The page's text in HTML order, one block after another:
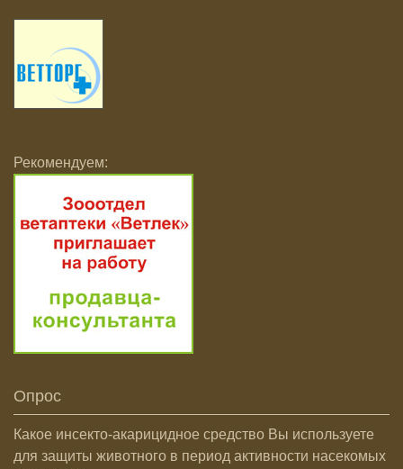
Рекомендуем:
Опрос
Какое инсекто-акарицидное средство Вы используете
для защиты животного в период активности насекомых